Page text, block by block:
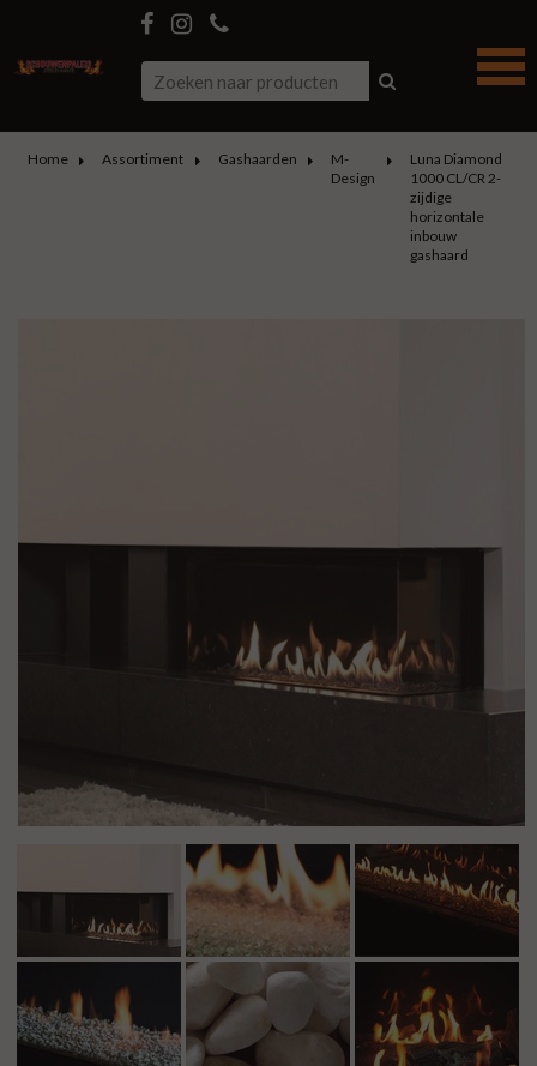
Home Assortiment Gashaarden
M-
Design
Luna Diamond
1000 CL/CR 2-
zijdige
horizontale
inbouw
gashaard